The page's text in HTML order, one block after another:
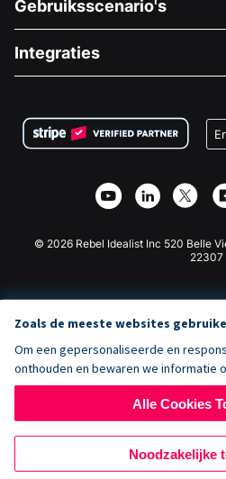
Over Ons
Vacatures
Privacy
Affiliate Partnerschap
Gebruiksscenario's
Medische Fondsenwerving
Goede Doelen Fondsenwerving
Integraties
Wix Donatie Plugin
Webflow Donatie App
Joomla Donatie
© 2026 Rebel Idealist Inc 520 Belle
22307
Zoals de meeste websites
Om een gepersonaliseerde en
onthouden en bewaren we informatie
Alle Cookies
Noodzakelijke